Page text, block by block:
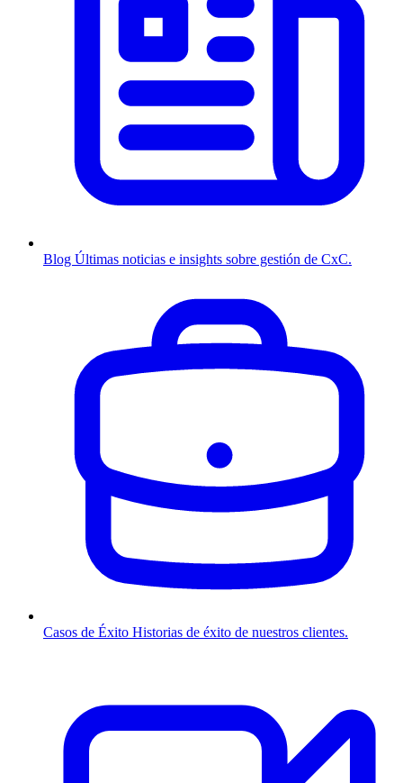
Blog Últimas noticias e insights sobre gestión de CxC.
Casos de Éxito Historias de éxito de nuestros clientes.